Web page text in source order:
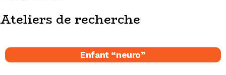
Ateliers de recherche
Enfant “neuro”